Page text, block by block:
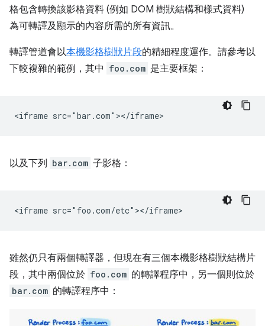
格包含轉換該影格資料 (例如 DOM 樹狀結構和樣式資料)
為可轉譯及顯示的內容所需的所有資訊。
轉譯管道會以本機影格樹狀片段的精細程度運作。請參考以
下較複雜的範例，其中 foo.com 是主要框架：
以及下列 bar.com 子影格：
雖然仍只有兩個轉譯器，但現在有三個本機影格樹狀結構片
段，其中兩個位於 foo.com 的轉譯程序中，另一個則位於
bar.com 的轉譯程序中：